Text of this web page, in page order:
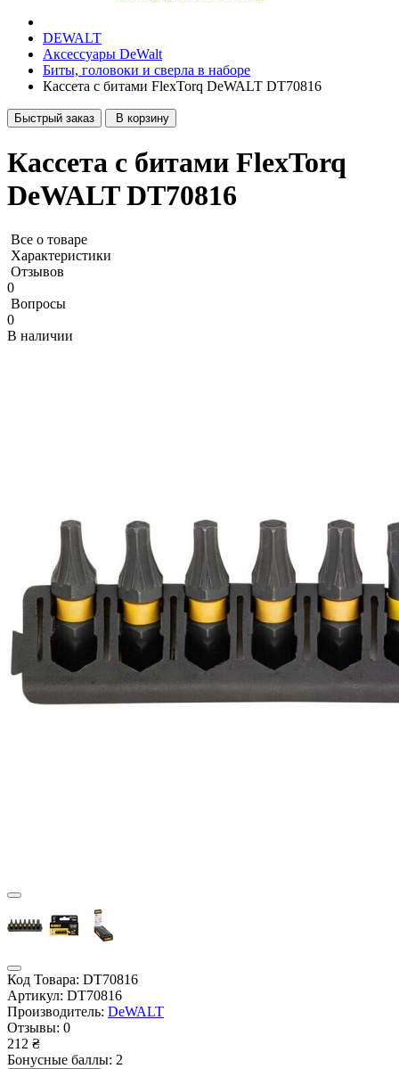
DEWALT
Аксессуары DeWalt
Биты, головоки и сверла в наборе
Кассета с битами FlexTorq DeWALT DT70816
Быстрый заказ В корзину
Кассета с битами FlexTorq
DeWALT DT70816
Все о товаре
Характеристики
Отзывов
0
Вопросы
0
В наличии
Код Товара: DT70816
Артикул: DT70816
Производитель: DeWALT
Отзывы: 0
212 ₴
Бонусные баллы: 2